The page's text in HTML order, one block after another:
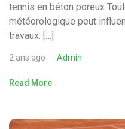
tennis en béton poreux
météorologique peut
travaux. […]
2 ans ago Admin
Read More